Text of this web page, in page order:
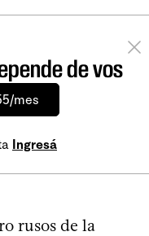
de vos
mes
Ingresá
rusos de la